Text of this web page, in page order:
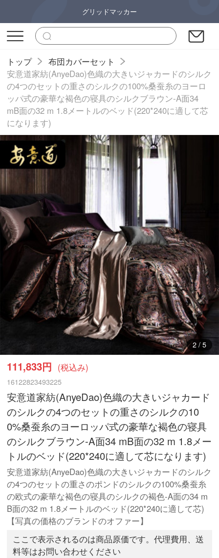
グリッドマッカー
トップ
布団カバーセット
安意道家紡(AnyeDao)色織の大きいジャカードのシルク
の4つのセットの重さのシルクの100%桑蚕糸のヨーロ
ッパ式の豪華な褐色の寝具のシルクブラウン-A面34
mB面の32 m 1.8メートルのベッド(220*240に適して芯
になります)
3/ 5
111,833円 (税込み)
16122823493225
安意道家紡(AnyeDao)色織の大きいジャカード
のシルクの4つのセットの重さのシルクの10
0%桑蚕糸のヨーロッパ式の豪華な褐色の寝具
のシルクブラウン-A面34 mB面の32 m 1.8メー
トルのベッド(220*240に適して芯になります)
安意道家紡(AnyeDao)色織の大きいジャカードのシルク
の4つのセットの重さのポンドのシルクの100%桑蚕糸
の欧式の豪華な褐色の寝具のシルクの褐色-A面の34 m
B面の32 m 1.8メートルのベッド(220*240に適して芯)
【写真の価格のブランドのオファー】
ここで表示されるのは商品原価です。代理費用、送
料等はお問い合わせください